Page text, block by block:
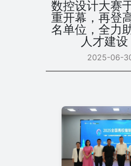
数控设计大赛
重开幕，再登
名单位，全力
人才建设
2025-06-